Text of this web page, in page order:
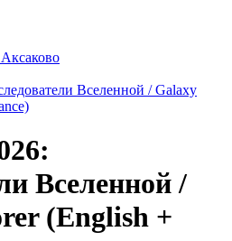
Вселенной / Galaxy
Вселенной /
(English +